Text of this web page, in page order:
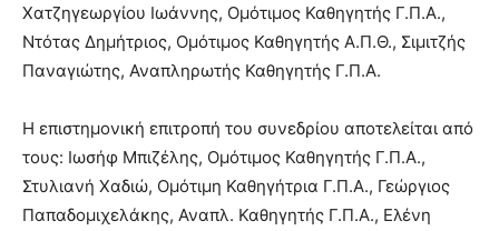
Χατζηγεωργίου Ιωάννης, Ομότιμος Καθηγητής Γ.Π.Α.,
Ντότας Δημήτριος, Ομότιμος Καθηγητής Α.Π.Θ., Σιμιτζής
Παναγιώτης, Αναπληρωτής Καθηγητής Γ.Π.Α.
Η επιστημονική επιτροπή του συνεδρίου αποτελείται από
τους: Ιωσήφ Μπιζέλης, Ομότιμος Καθηγητής Γ.Π.Α.,
Στυλιανή Χαδιώ, Ομότιμη Καθηγήτρια Γ.Π.Α., Γεώργιος
Παπαδομιχελάκης, Αναπλ. Καθηγητής Γ.Π.Α., Ελένη